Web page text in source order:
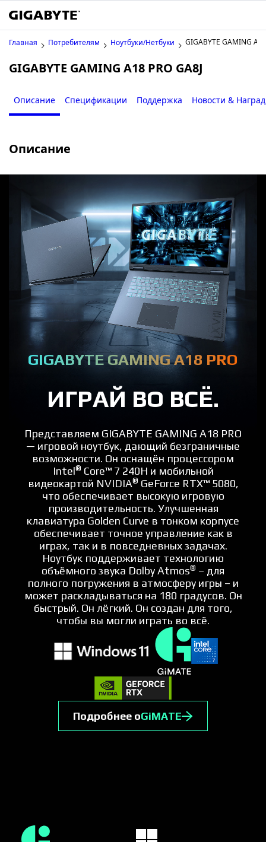
Главная Потребителям Ноутбуки/Нетбуки GIGABYTE GAMING
GIGABYTE GAMING A18 PRO GA8J
Описание Спецификации Поддержка Новости &
Описание
GIGABYTE GAMING A18 PRO
ИГРАЙ ВО ВСЁ.
Представляем GIGABYTE GAMING A18 PRO
— игровой ноутбук, дающий безграничные
возможности. Он оснащён процессором
Intel® Core™ 7 240H и мобильной
видеокартой NVIDIA® GeForce RTX™ 5080,
что обеспечивает высокую игровую
производительность. Улучшенная
клавиатура Golden Curve в тонком корпусе
обеспечивает точное управление как в
играх, так и в повседневных задачах.
Ноутбук поддерживает технологию
объёмного звука Dolby Atmos® – для
полного погружения в атмосферу игры – и
может раскладываться на 180 градусов. Он
быстрый. Он лёгкий. Он создан для того,
чтобы вы могли играть во всё.
Подробнее оGiMATE